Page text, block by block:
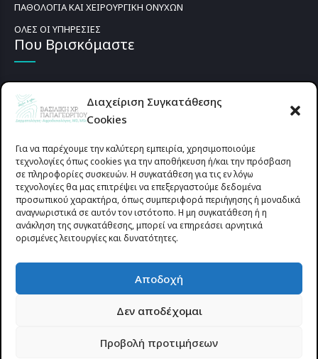
Διαχείριση Συγκατάθεσης
Cookies
Για να παρέχουμε την καλύτερη εμπειρία, χρησιμοποιούμε
τεχνολογίες όπως cookies για την αποθήκευση ή/και την πρόσβαση
σε πληροφορίες συσκευών. Η συγκατάθεση για τις εν λόγω
τεχνολογίες θα μας επιτρέψει να επεξεργαστούμε δεδομένα
προσωπικού χαρακτήρα, όπως συμπεριφορά περιήγησης ή μοναδικά
αναγνωριστικά σε αυτόν τον ιστότοπο. Η μη συγκατάθεση ή η
ανάκληση της συγκατάθεσης, μπορεί να επηρεάσει αρνητικά
ορισμένες λειτουργίες και δυνατότητες.
Αποδοχή
Δεν αποδέχομαι
Προβολή προτιμήσεων
ΠΑΘΟΛΟΓΙΑ ΚΑΙ ΧΕΙΡΟΥΡΓΙΚΗ ΟΝΥΧΩΝ
ΟΛΕΣ ΟΙ ΥΠΗΡΕΣΙΕΣ
Που Βρισκόμαστε
Προυσιωτίσσης 27 & Δ.Σταϊκου , Αγρίνιο 30133 (έναντι γηπέδου
Site-Forge.com